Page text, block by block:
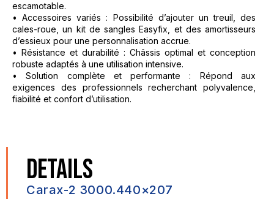
escamotable.
• Accessoires variés : Possibilité d’ajouter un treuil, des
cales-roue, un kit de sangles Easyfix, et des amortisseurs
d’essieux pour une personnalisation accrue.
• Résistance et durabilité : Châssis optimal et conception
robuste adaptés à une utilisation intensive.
• Solution complète et performante : Répond aux
exigences des professionnels recherchant polyvalence,
fiabilité et confort d’utilisation.
DETAILS
Carax-2 3000.440×207